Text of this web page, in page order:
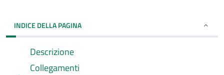
INDICE DELLA PAGINA
Descrizione
Collegamenti